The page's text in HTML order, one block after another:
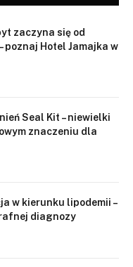
zaczyna się od
poznaj Hotel Jamajka w
Seal Kit – niewielki
znaczeniu dla
w kierunku lipodemii –
diagnozy